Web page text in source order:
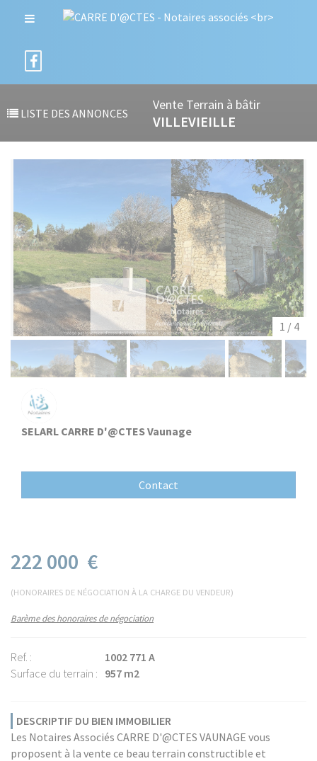
LISTE DES ANNONCES
Vente Terrain à bâtir
VILLEVIEILLE
1 / 4
SELARL CARRE D'@CTES Vaunage
Contact
222 000 €
(HONORAIRES DE NÉGOCIATION À LA CHARGE DU VENDEUR)
Barème des honoraires de négociation
Ref. :
1002 771 A
Surface du terrain : 957 m2
DESCRIPTIF DU BIEN IMMOBILIER
Les Notaires Associés CARRE D'@CTES VAUNAGE vous
proposent à la vente ce beau terrain constructible et